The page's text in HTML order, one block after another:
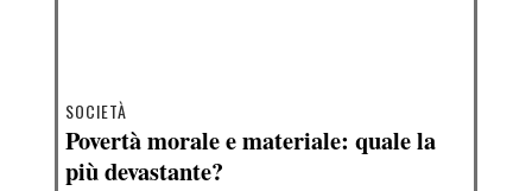
SOCIETÀ
Povertà morale e materiale: quale la
più devastante?